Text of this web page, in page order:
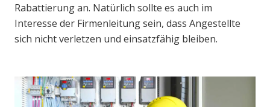
Rabattierung an. Natürlich sollte es auch im
Interesse der Firmenleitung sein, dass Angestellte
sich nicht verletzen und einsatzfähig bleiben.